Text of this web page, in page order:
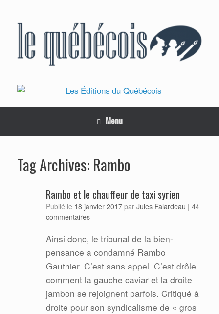
Menu
Tag Archives: Rambo
Rambo et le chauffeur de taxi syrien
Publié le 18 janvier 2017 par Jules Falardeau | 44
commentaires
Ainsi donc, le tribunal de la bien-
pensance a condamné Rambo
Gauthier. C’est sans appel. C’est drôle
comment la gauche caviar et la droite
jambon se rejoignent parfois. Critiqué à
droite pour son syndicalisme de « gros